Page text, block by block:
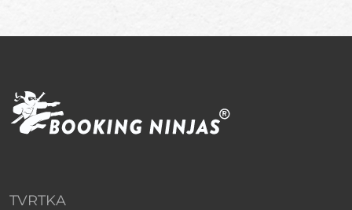
TVRTKA